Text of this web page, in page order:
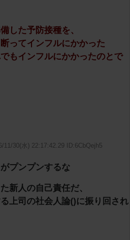
した予防接種を、
ってインフルにかかった
もインフルにかかったのとで
11/30(水) 22:17:42.29 ID:6CbQejh5
プンプンするな
新人の自己責任だ、
上司の社会人論()に振り回され